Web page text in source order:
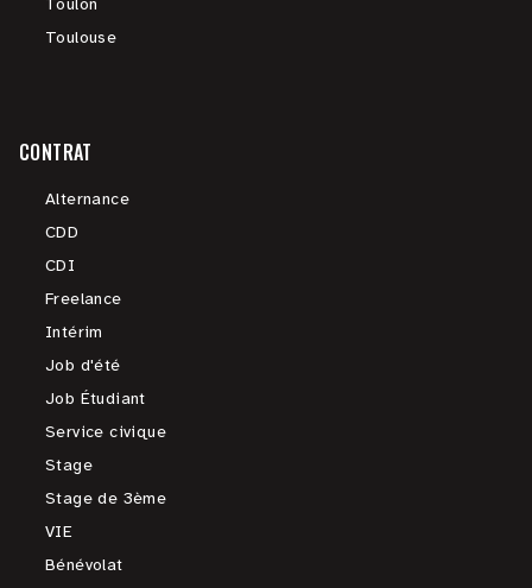
Toulon
Toulouse
CONTRAT
Alternance
CDD
CDI
Freelance
Intérim
Job d'été
Job Étudiant
Service civique
Stage
Stage de 3ème
VIE
Bénévolat